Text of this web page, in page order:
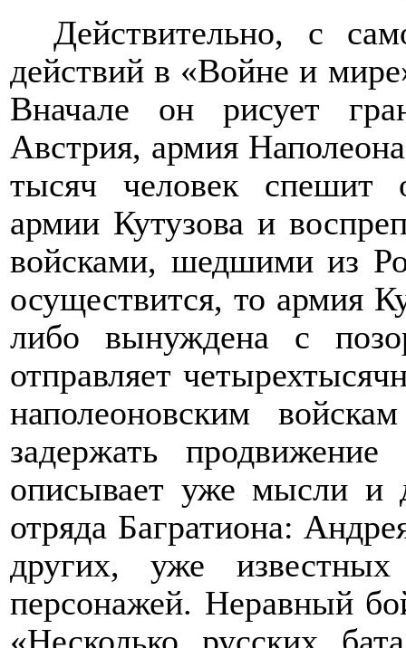
Действительно, с
действий в «Войне и
Вначале он рисует
Австрия, армия
тысяч человек спешит
армии Кутузова и
войсками, шедшими из
осуществится, то армия
либо вынуждена с
отправляет
наполеоновским
задержать
описывает уже мысли и
отряда Багратиона:
других, уже
персонажей. Неравный